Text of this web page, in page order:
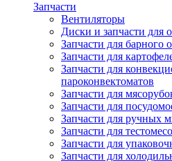
Запчасти
Вентиляторы
Диски и запчасти для
Запчасти для барного
Запчасти для
Запчасти для
пароконвектоматов
Запчасти для
Запчасти для
Запчасти для ручных
Запчасти для
Запчасти для
Запчасти для